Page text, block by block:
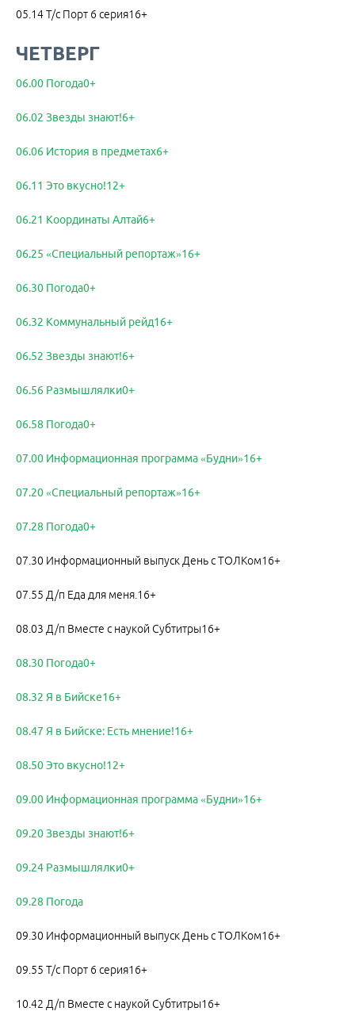
05.14 Т/с Порт 6 серия16+
ЧЕТВЕРГ
06.00 Погода0+
06.02 Звезды знают!6+
06.06 История в предметах6+
06.11 Это вкусно!12+
06.21 Координаты Алтай6+
06.25 «Специальный репортаж»16+
06.30 Погода0+
06.32 Коммунальный рейд16+
06.52 Звезды знают!6+
06.56 Размышлялки0+
06.58 Погода0+
07.00 Информационная программа «Будни»16+
07.20 «Специальный репортаж»16+
07.28 Погода0+
07.30 Информационный выпуск День с ТОЛКом16+
07.55 Д/п Еда для меня.16+
08.03 Д/п Вместе с наукой Субтитры16+
08.30 Погода0+
08.32 Я в Бийске16+
08.47 Я в Бийске: Есть мнение!16+
08.50 Это вкусно!12+
09.00 Информационная программа «Будни»16+
09.20 Звезды знают!6+
09.24 Размышлялки0+
09.28 Погода
09.30 Информационный выпуск День с ТОЛКом16+
09.55 Т/с Порт 6 серия16+
10.42 Д/п Вместе с наукой Субтитры16+